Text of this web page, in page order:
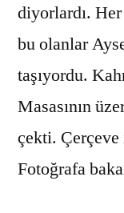
diyorlardı.
bu olanlar
taşıyordu.
Masasının
çekti. Çerçeve
Fotoğrafa